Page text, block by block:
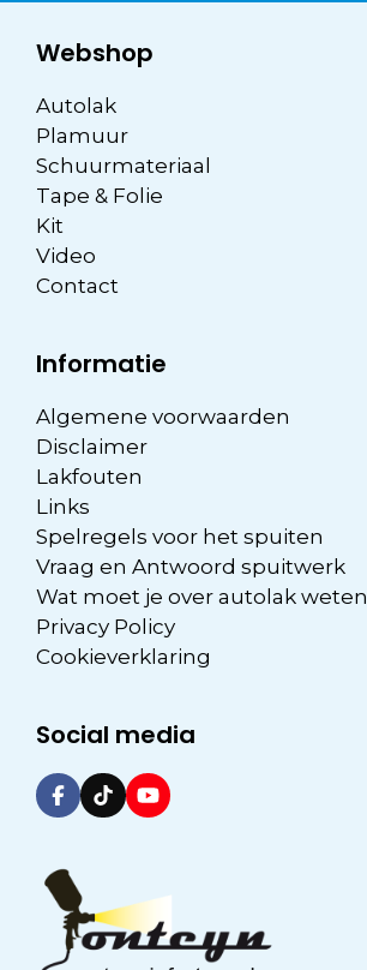
Webshop
Autolak
Plamuur
Schuurmateriaal
Tape & Folie
Kit
Video
Contact
Informatie
Algemene voorwaarden
Disclaimer
Lakfouten
Links
Spelregels voor het spuiten
Vraag en Antwoord spuitwerk
Wat moet je over autolak weten
Privacy Policy
Cookieverklaring
Social media